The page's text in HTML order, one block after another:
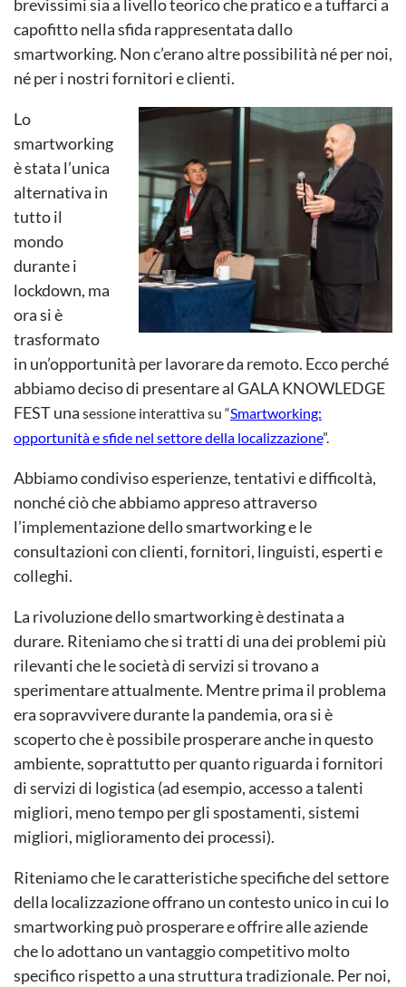
brevissimi sia a livello teorico che pratico e a tuffarci a
capofitto nella sfida rappresentata dallo
smartworking. Non c’erano altre possibilità né per noi,
né per i nostri fornitori e clienti.
Lo
smartworking
è stata l’unica
alternativa in
tutto il
mondo
durante i
lockdown, ma
ora si è
trasformato
in un’opportunità per lavorare da remoto. Ecco perché
abbiamo deciso di presentare al GALA KNOWLEDGE
FEST una sessione interattiva su “Smartworking:
opportunità e sfide nel settore della localizzazione”.
Abbiamo condiviso esperienze, tentativi e difficoltà,
nonché ciò che abbiamo appreso attraverso
l’implementazione dello smartworking e le
consultazioni con clienti, fornitori, linguisti, esperti e
colleghi.
La rivoluzione dello smartworking è destinata a
durare. Riteniamo che si tratti di una dei problemi più
rilevanti che le società di servizi si trovano a
sperimentare attualmente. Mentre prima il problema
era sopravvivere durante la pandemia, ora si è
scoperto che è possibile prosperare anche in questo
ambiente, soprattutto per quanto riguarda i fornitori
di servizi di logistica (ad esempio, accesso a talenti
migliori, meno tempo per gli spostamenti, sistemi
migliori, miglioramento dei processi).
Riteniamo che le caratteristiche specifiche del settore
della localizzazione offrano un contesto unico in cui lo
smartworking può prosperare e offrire alle aziende
che lo adottano un vantaggio competitivo molto
specifico rispetto a una struttura tradizionale. Per noi,